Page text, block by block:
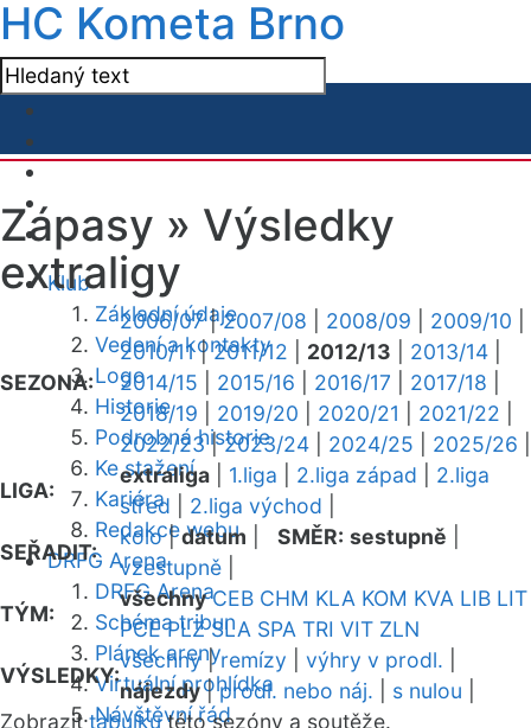
HC Kometa Brno
Klub
Základní údaje
Vedení a kontakty
Logo
Historie
Podrobná historie
Ke stažení
Kariéra
Redakce webu
DRFG Arena
DRFG Arena
Schéma tribun
Plánek areny
Virtuální prohlídka
Návštěvní řád
Zápasy » Výsledky
extraligy
SEZONA:
2006/07|2007/08 2008/09 2009/10
2010/11|2011/12 2012/13 2013/14
2014/15
2015/16 2016/17 2017/18
2018/19
2019/20 2020/21 2021/22
2022/23|2023/24 2024/25 2025/26
LIGA:
extraliga 1.liga 2.liga západ
2.liga
střed
2.liga východ
SEŘADIT:
kolo|datum SMĚR: sestupně
vzestupně
TÝM:
všechny CEB CHM KLA KOM KVA LIB LIT
PCE PLZ SLA SPA TRI VIT ZLN
VÝSLEDKY:
všechny|remízy výhry v prodl.
nájezdy|prodl. nebo náj. s nulou
Zobrazittabulkutéto sezóny a soutěže.